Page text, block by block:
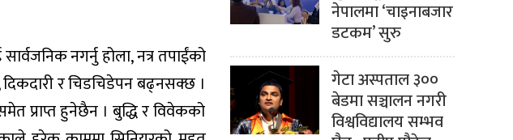
नगर्नु होला, नत्र तपाईंको
र चिडचिडेपन बढ्नसक्छ ।
प्राप्त हुनेछैन । बुद्धि र विवेकको
नेपालमा ‘चाइनाबजार
डटकम’ सुरु
गेटा अस्पताल ३००
बेडमा सञ्चालन नगरी
विश्वविद्यालय सम्भव